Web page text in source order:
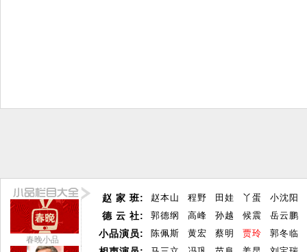
春晚小品
赵 家 班:
德 云 社:
小品演员:
赵本山 程野 田娃 丫蛋
小沈阳
郭德纲
高峰 孙越 候震
岳云鹏
陈佩斯
黄宏 蔡明 贾玲
郭冬临